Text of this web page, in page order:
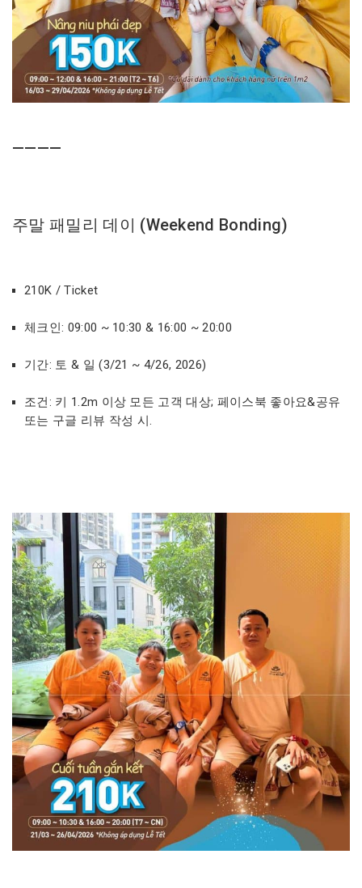
————
주말 패밀리 데이 (Weekend Bonding)
210K / Ticket
체크인: 09:00 ~ 10:30 & 16:00 ~ 20:00
기간: 토 & 일 (3/21 ~ 4/26, 2026)
조건: 키 1.2m 이상 모든 고객 대상; 페이스북 좋아요&공유
또는 구글 리뷰 작성 시.